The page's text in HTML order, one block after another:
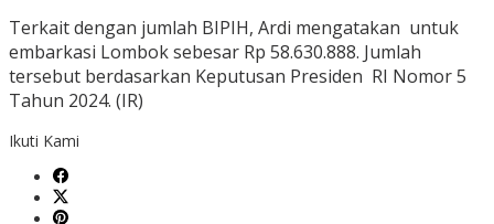
Terkait dengan jumlah BIPIH, Ardi mengatakan untuk
embarkasi Lombok sebesar Rp 58.630.888. Jumlah
tersebut berdasarkan Keputusan Presiden RI Nomor 5
Tahun 2024. (IR)
Ikuti Kami